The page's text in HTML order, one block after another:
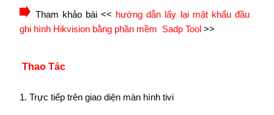
Tham khảo bài << hướng dẫn lấy lại mật khẩu đầu
ghi hình Hikvision bằng phần mềm Sadp Tool>>
Thao Tác
1. Trực tiếp trên giao diện màn hình tivi